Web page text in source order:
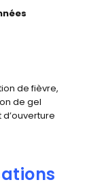
de fièvre,
de gel